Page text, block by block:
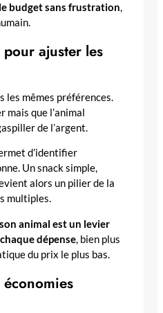
budget sans frustration,
ajuster les
les mêmes préférences.
mais que l’animal
de l’argent.
d’identifier
Un snack simple,
alors un pilier de la
multiples.
animal est un levier
dépense, bien plus
du prix le plus bas.